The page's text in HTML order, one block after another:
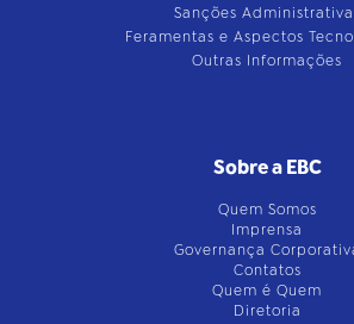
Sanções
Feramentas e Aspectos
Outras Informações
Sobre a EBC
Quem Somos
Imprensa
Governança
Contatos
Quem é Quem
Diretoria